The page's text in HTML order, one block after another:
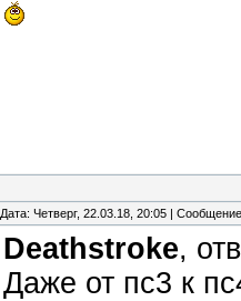
Дата: Четверг, 22.03.18, 20:05 |
Deathstroke,
Даже от пс3 к